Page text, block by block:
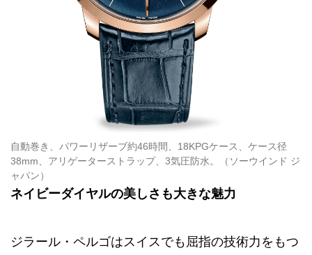
自動巻き、パワーリザーブ約46時間、18KPGケース、ケース径
38mm、アリゲーターストラップ、3気圧防水。（ソーウインド ジ
ャパン）
ネイビーダイヤルの美しさも大きな魅力
ジラール・ペルゴはスイスでも屈指の技術力をもつ